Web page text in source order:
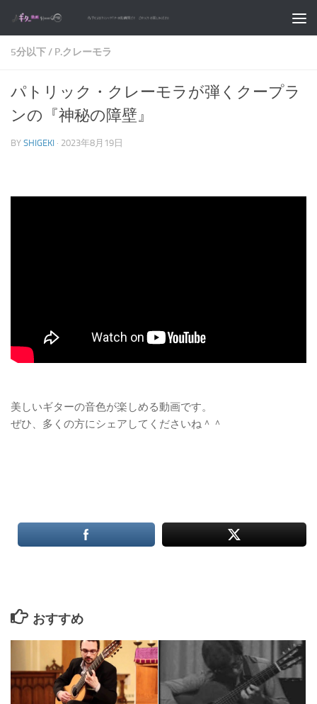
コンテンツへスキップ
5分以下/ P.クレーモラ
パトリック・クレーモラが弾くクープラ
ンの『神秘の障壁』
BY SHIGEKI · 2023年8月19日
美しいギターの音色が楽しめる動画です。
ぜひ、多くの方にシェアしてくださいね＾＾
おすすめ